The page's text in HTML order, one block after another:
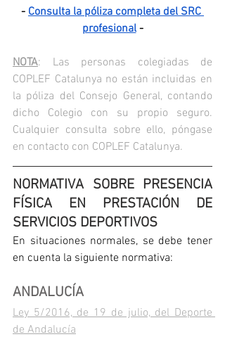
- Consulta la póliza completa del SRC
profesional -
NOTA: Las personas colegiadas de
COPLEF Catalunya no están incluidas en
la póliza del Consejo General, contando
dicho Colegio con su propio seguro.
Cualquier consulta sobre ello, póngase
en contacto con COPLEF Catalunya.
NORMATIVA SOBRE PRESENCIA
FÍSICA EN PRESTACIÓN DE
SERVICIOS DEPORTIVOS
En situaciones normales, se debe tener
en cuenta la siguiente normativa:
ANDALUCÍA
Ley 5/2016, de 19 de julio, del Deporte
de Andalucía